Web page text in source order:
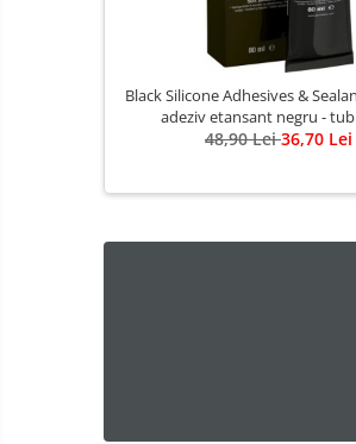
Black Silicone Adhesives &
adeziv etansant negru -
48,90 Lei36,70 Lei